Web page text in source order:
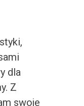
dla
Z
swoje